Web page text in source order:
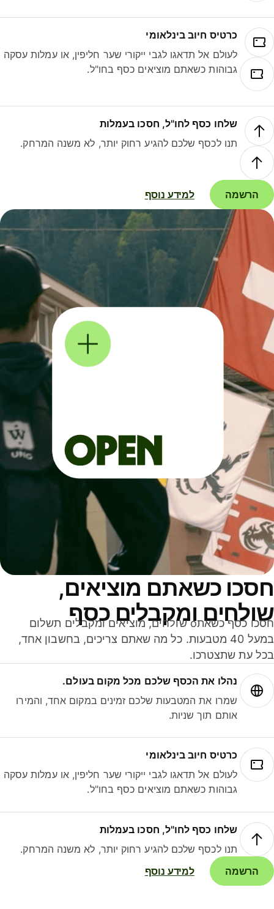
כרטיס חיוב בינלאומי
לעולם אל תדאגו לגבי ייקורי שער חליפין, או עמלות עסקה
גבוהות כשאתם מוציאים כסף בחו"ל.
שלחו כסף לחו"ל, חסכו בעמלות
תנו לכסף שלכם להגיע רחוק יותר, לא משנה המרחק.
הרשמה למידע נוסף
כשאתם מוציאים,
ומקבלים כסף
חסכו כסף כשאתo שולחים, מוציאים ומקבלים תשלום
במעל 40 מטבעות. כל מה שאתם צריכים, בחשבון אחד,
עת שתצטרכו.
נהלו את הכסף שלכם מכל מקום בעולם.
שמרו את המטבעות שלכם זמינים במקום אחד, והמירו
אותם תוך שניות.
כרטיס חיוב בינלאומי
לעולם אל תדאגו לגבי ייקורי שער חליפין, או עמלות עסקה
גבוהות כשאתם מוציאים כסף בחו"ל.
שלחו כסף לחו"ל, חסכו בעמלות
תנו לכסף שלכם להגיע רחוק יותר, לא משנה המרחק.
הרשמה
למידע נוסף